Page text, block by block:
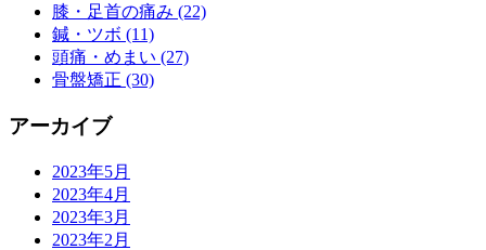
膝・足首の痛み (22)
鍼・ツボ (11)
頭痛・めまい (27)
骨盤矯正 (30)
アーカイブ
2023年5月
2023年4月
2023年3月
2023年2月